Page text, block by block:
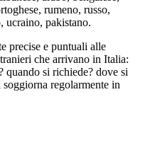
rumeno, russo,
ucraino, pakistano.
precise e puntuali alle
che arrivano in Italia:
quando si richiede? dove si
regolarmente in